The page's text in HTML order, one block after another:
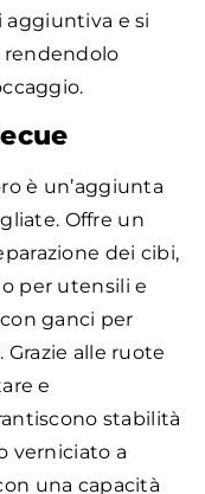
e si
è un’aggiunta
Offre un
dei cibi,
per utensili e
ganci per
alle ruote
e
stabilità
verniciato a
una capacità